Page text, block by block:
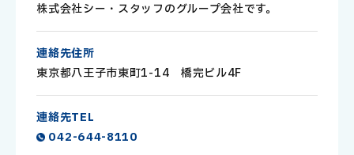
株式会社シー・スタッフのグループ会社です。
連絡先住所
東京都八王子市東町1-14 橋完ビル4F
連絡先TEL
042-644-8110